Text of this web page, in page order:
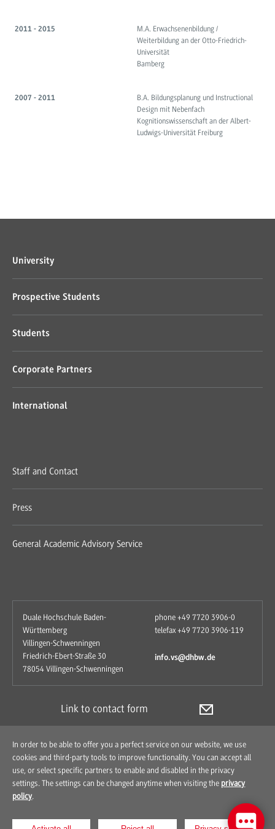
2011 - 2015
M.A. Erwachsenenbildung /
Weiterbildung an der Otto-Friedrich-
Universität
Bamberg
2007 - 2011
B.A. Bildungsplanung und Instructional
Design mit Nebenfach
Kognitionswissenschaft an der Albert-
Ludwigs-Universität Freiburg
University
Prospective Students
Students
Corporate Partners
International
Staff and Contact
Press
General Academic Advisory Service
Duale Hochschule Baden-
Württemberg
Villingen-Schwenningen
Friedrich-Ebert-Straße 30
78054 Villingen-Schwenningen
phone +49 7720 3906-0
telefax +49 7720 3906-119
info.vs@dhbw.de
Link to contact form
Contact
In order to be able to offer you a perfect service on our website, we use
cookies and third-party tools to improve functionality. You can accept all
use, or select specific partners to enable and disabled in the privacy
settings. The settings can be changed anytime when visiting the privacy
policy.